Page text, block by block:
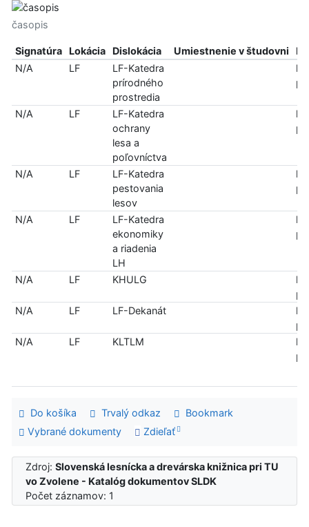
časopis
Signatúra Lokácia Dislokácia Umiestnenie v študovni
N/A
LF
LF-Katedra
prírodného
prostredia
len
N/A LF
LF-Katedra
ochrany
lesa a
poľovníctva
len
N/A LF
LF-Katedra
pestovania
lesov
len
N/A LF
LF-Katedra
ekonomiky
a riadenia
LH
len
N/A LF KHULG
len
N/A
LF LF-Dekanát
len
N/A
LF KLTLM
len
Do košíka Trvalý odkaz
Bookmark
Vybrané dokumenty
Zdieľať
Zdroj:Slovenská lesnícka a drevárska knižnica pri TU
vo Zvolene - Katalóg dokumentov SLDK
Počet záznamov: 1